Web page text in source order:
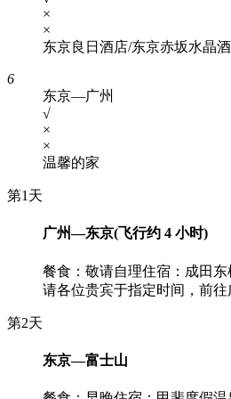
×
×
东京良日酒店/东京赤坂水晶
6
东京—广州
√
×
×
温馨的家
第1天
广州—东京(飞行约 4 小时)
餐食：敬请自理住宿：成田
请各位贵宾于指定时间，前
第2天
东京—富士山